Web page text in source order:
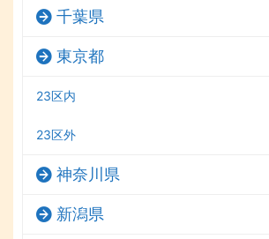
千葉県
東京都
23区内
23区外
神奈川県
新潟県